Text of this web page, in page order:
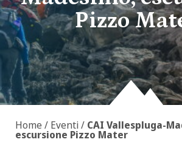
Pizzo
Home / Eventi/ CAI Vallespluga-
escursione Pizzo Mater